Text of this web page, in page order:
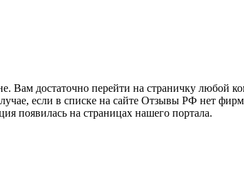
Вам достаточно перейти на страничку любой
если в списке на сайте Отзывы РФ нет
появилась на страницах нашего портала.